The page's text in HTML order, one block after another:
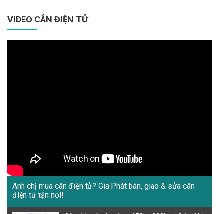
VIDEO CÂN ĐIỆN TỬ
Anh chị mua cân điện tử? Gia Phát bán, giao & sửa cân
điện tử tận nơi!